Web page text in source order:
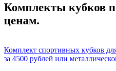
Комплекты кубков
ценам.
Комплект спортивных кубков
за 4500 рублей или